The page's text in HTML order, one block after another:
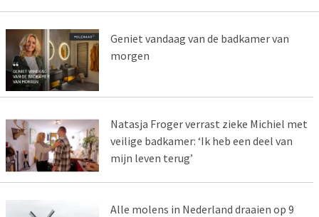
Geniet vandaag van de badkamer van
morgen
Natasja Froger verrast zieke Michiel met
veilige badkamer: ‘Ik heb een deel van
mijn leven terug’
Alle molens in Nederland draaien op 9